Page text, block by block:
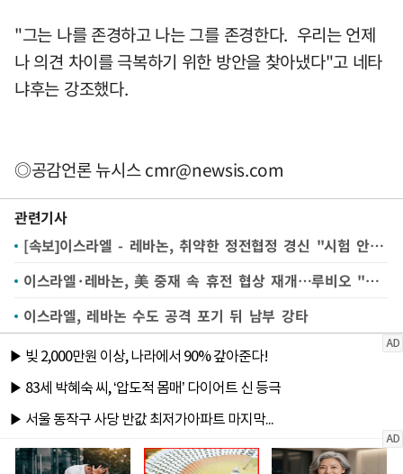
"그는 나를 존경하고 나는 그를 존경한다. 우리는 언제
나 의견 차이를 극복하기 위한 방안을 찾아냈다"고 네타
냐후는 강조했다.
◎공감언론 뉴시스cmr@newsis.com
관련기사
[속보]이스라엘 - 레바논, 취약한 정전협정 경신 "시험 안전지대" 합의
이스라엘·레바논, 美 중재 속 휴전 협상 재개…루비오 "헤즈볼라가 장애물"(종합)
이스라엘, 레바논 수도 공격 포기 뒤 남부 강타